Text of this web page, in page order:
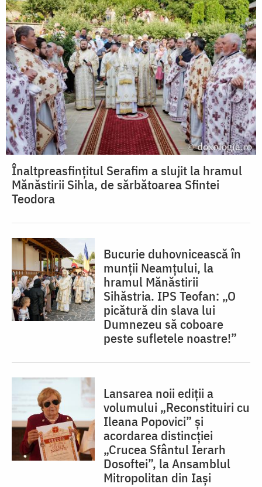
Înaltpreasfințitul Serafim a slujit la hramul
Mănăstirii Sihla, de sărbătoarea Sfintei
Teodora
Bucurie duhovnicească în
munții Neamțului, la
hramul Mănăstirii
Sihăstria. IPS Teofan: „O
picătură din slava lui
Dumnezeu să coboare
peste sufletele noastre!”
Lansarea noii ediții a
volumului „Reconstituiri cu
Ileana Popovici” și
acordarea distincției
„Crucea Sfântul Ierarh
Dosoftei”, la Ansamblul
Mitropolitan din Iași